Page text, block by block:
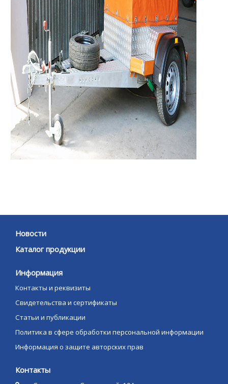
Новости
Каталог продукции
Информация
Контакты и реквизиты
Свидетельства и сертификаты
Статьи и публикации
Политика в сфере обработки персональной информации
Информация о защите авторских прав
Контакты